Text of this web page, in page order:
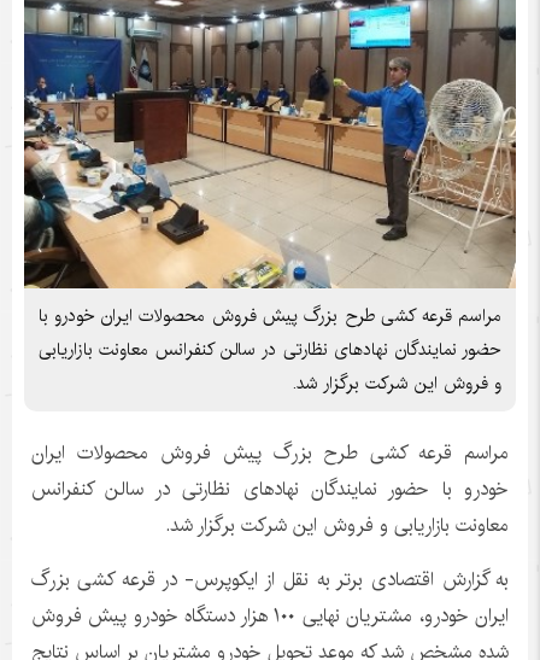
مراسم قرعه کشی طرح بزرگ پیش فروش محصولات ایران خودرو با
حضور نمایندگان نهادهای نظارتی در سالن کنفرانس معاونت بازاریابی
و فروش این شرکت برگزار شد.
مراسم قرعه کشی طرح بزرگ پیش فروش محصولات ایران
خودرو با حضور نمایندگان نهادهای نظارتی در سالن کنفرانس
معاونت بازاریابی و فروش این شرکت برگزار شد.
به گزارش اقتصادی برتر به نقل از ایکوپرس- در قرعه کشی بزرگ
ایران خودرو، مشتریان نهایی ۱۰۰ هزار دستگاه خودرو پیش فروش
شده مشخص شد که موعد تحویل خودرو مشتریان بر اساس نتایج